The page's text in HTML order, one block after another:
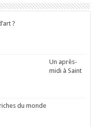
?
Un après-
midi à Saint
du monde